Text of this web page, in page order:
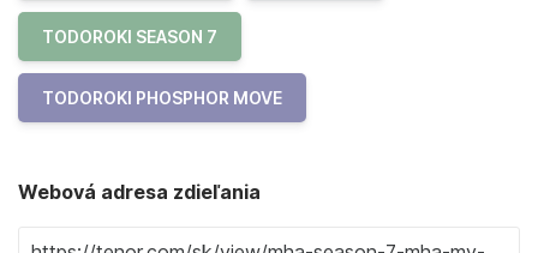
TODOROKI SEASON 7
TODOROKI PHOSPHOR MOVE
Webová adresa zdieľania